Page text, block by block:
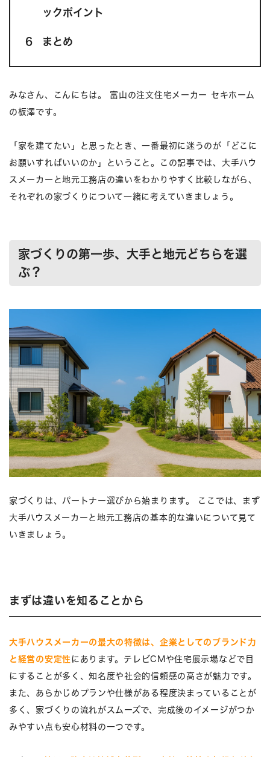
ックポイント
6 まとめ
みなさん、こんにちは。 富山の注文住宅メーカー セキホーム
の板澤です。
「家を建てたい」と思ったとき、一番最初に迷うのが「どこに
お願いすればいいのか」ということ。この記事では、大手ハウ
スメーカーと地元工務店の違いをわかりやすく比較しながら、
それぞれの家づくりについて一緒に考えていきましょう。
家づくりの第一歩、大手と地元どちらを選
ぶ？
家づくりは、パートナー選びから始まります。 ここでは、まず
大手ハウスメーカーと地元工務店の基本的な違いについて見て
いきましょう。
まずは違いを知ることから
大手ハウスメーカーの最大の特徴は、企業としてのブランド力
と経営の安定性 にあります。テレビCMや住宅展示場などで目
にすることが多く、知名度や社会的信頼感の高さが魅力です。
また、あらかじめプランや仕様がある程度決まっていることが
多く、家づくりの流れがスムーズで、完成後のイメージがつか
みやすい点も安心材料の一つです。